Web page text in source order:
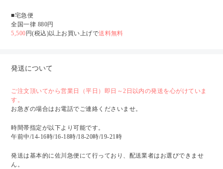
■宅急便
全国一律 880円
5,500 円(税込)以上お買い上げで送料無料
発送について
ご注文頂いてから営業日（平日）即日～2日以内の発送を心がけていま
す。
お急ぎの場合はお電話でご連絡くださいませ。
時間帯指定が以下より可能です。
午前中/14-16時/16-18時/18-20時/19-21時
発送は基本的に佐川急便にて行っており、配送業者はお選びできませ
ん。